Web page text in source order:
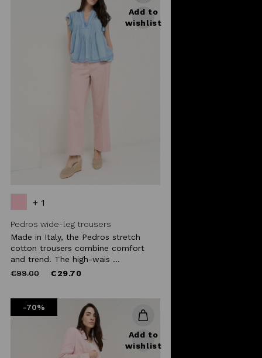
Add to
wishlist
+ 1
Pedros wide-leg trousers
Made in Italy, the Pedros stretch
cotton trousers combine comfort
and trend. The high-wais ...
Price
€99.00to €29.70
-70%
Add to
wishlist